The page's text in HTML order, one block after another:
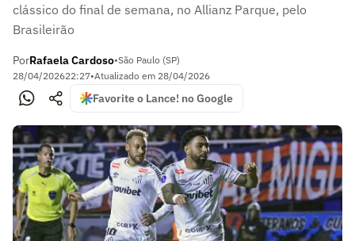
clássico do final de semana, no Allianz Parque, pelo
Brasileirão
PorRafaela Cardoso•São Paulo (SP)
28/04/202622:27•Atualizado em 28/04/2026
Favorite o Lance! no Google